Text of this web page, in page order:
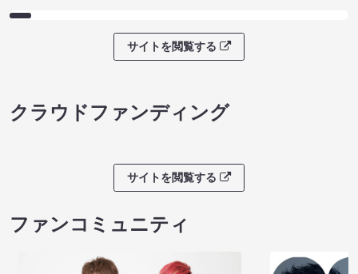
サイトを閲覧する
クラウドファンディング
サイトを閲覧する
ファンコミュニティ